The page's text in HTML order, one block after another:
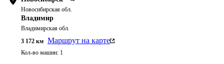
Новосибирская обл.
Владимир
Владимирская обл.
3 172 км Маршрут на карте
Кол-во машин: 1